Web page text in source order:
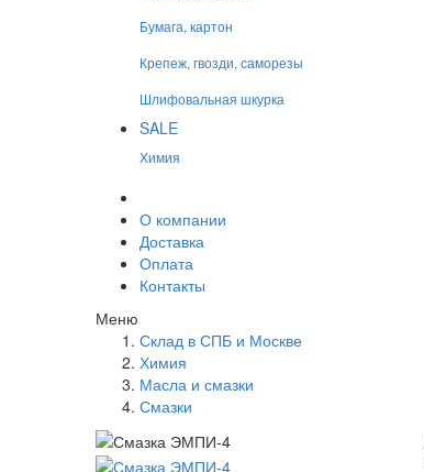
Бумага, картон
Крепеж, гвозди, саморезы
Шлифовальная шкурка
SALE
Химия
О компании
Доставка
Оплата
Контакты
Меню
Склад в СПБ и Москве
Химия
Масла и смазки
Смазки